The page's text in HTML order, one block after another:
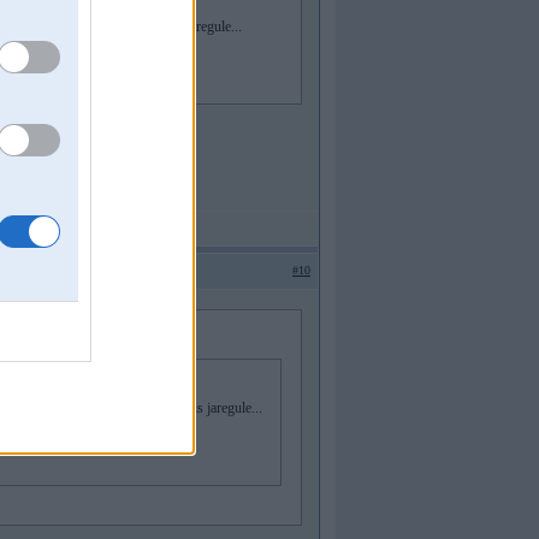
pielauju, ka suknis jaregule...
#10
dizelmotors, pielauju, ka suknis jaregule...